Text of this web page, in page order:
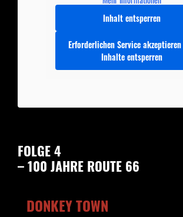
Inhalt entsperren
Erforderlichen Service
Inhalte entsperren
FOLGE 4
– 100 JAHRE ROUTE 66
DONKEY TOWN